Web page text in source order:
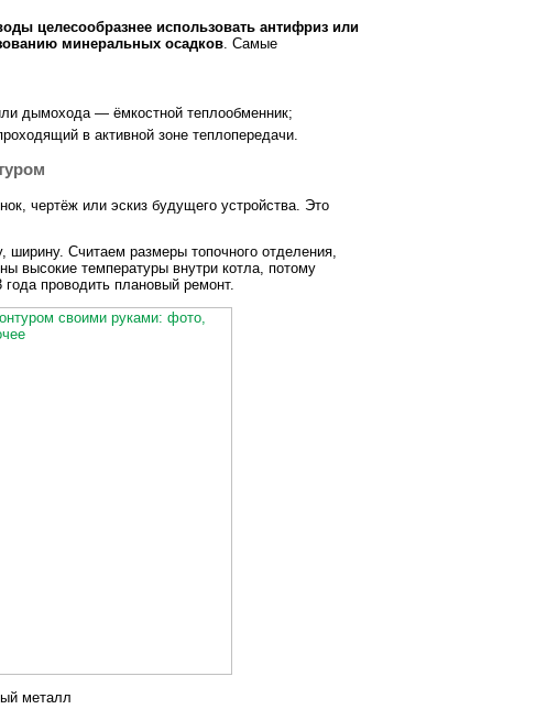
целесообразнее использовать антифриз или
минеральных осадков . Самые
дымохода — ёмкостной теплообменник;
в активной зоне теплопередачи.
чертёж или эскиз будущего устройства. Это
Считаем размеры топочного отделения,
высокие температуры внутри котла, потому
проводить плановый ремонт.
металл